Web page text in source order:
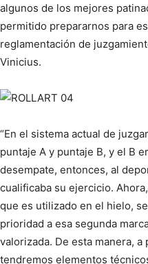
algunos de los mejores
permitido prepararnos para
reglamentación de
Vinicius.
“En el sistema actual de
puntaje A y puntaje B, y el B
desempate, entonces, al
cualificaba su ejercicio.
que es utilizado en el hielo,
prioridad a esa segunda
valorizada. De esta manera,
tendremos elementos